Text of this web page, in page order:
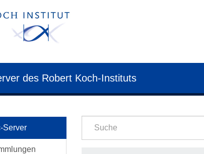
des Robert Koch-Instituts
Server